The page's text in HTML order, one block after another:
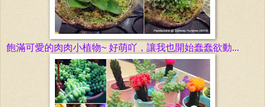
飽滿可愛的肉肉小植物~ 好萌吖，讓我也開始蠢蠢欲動...